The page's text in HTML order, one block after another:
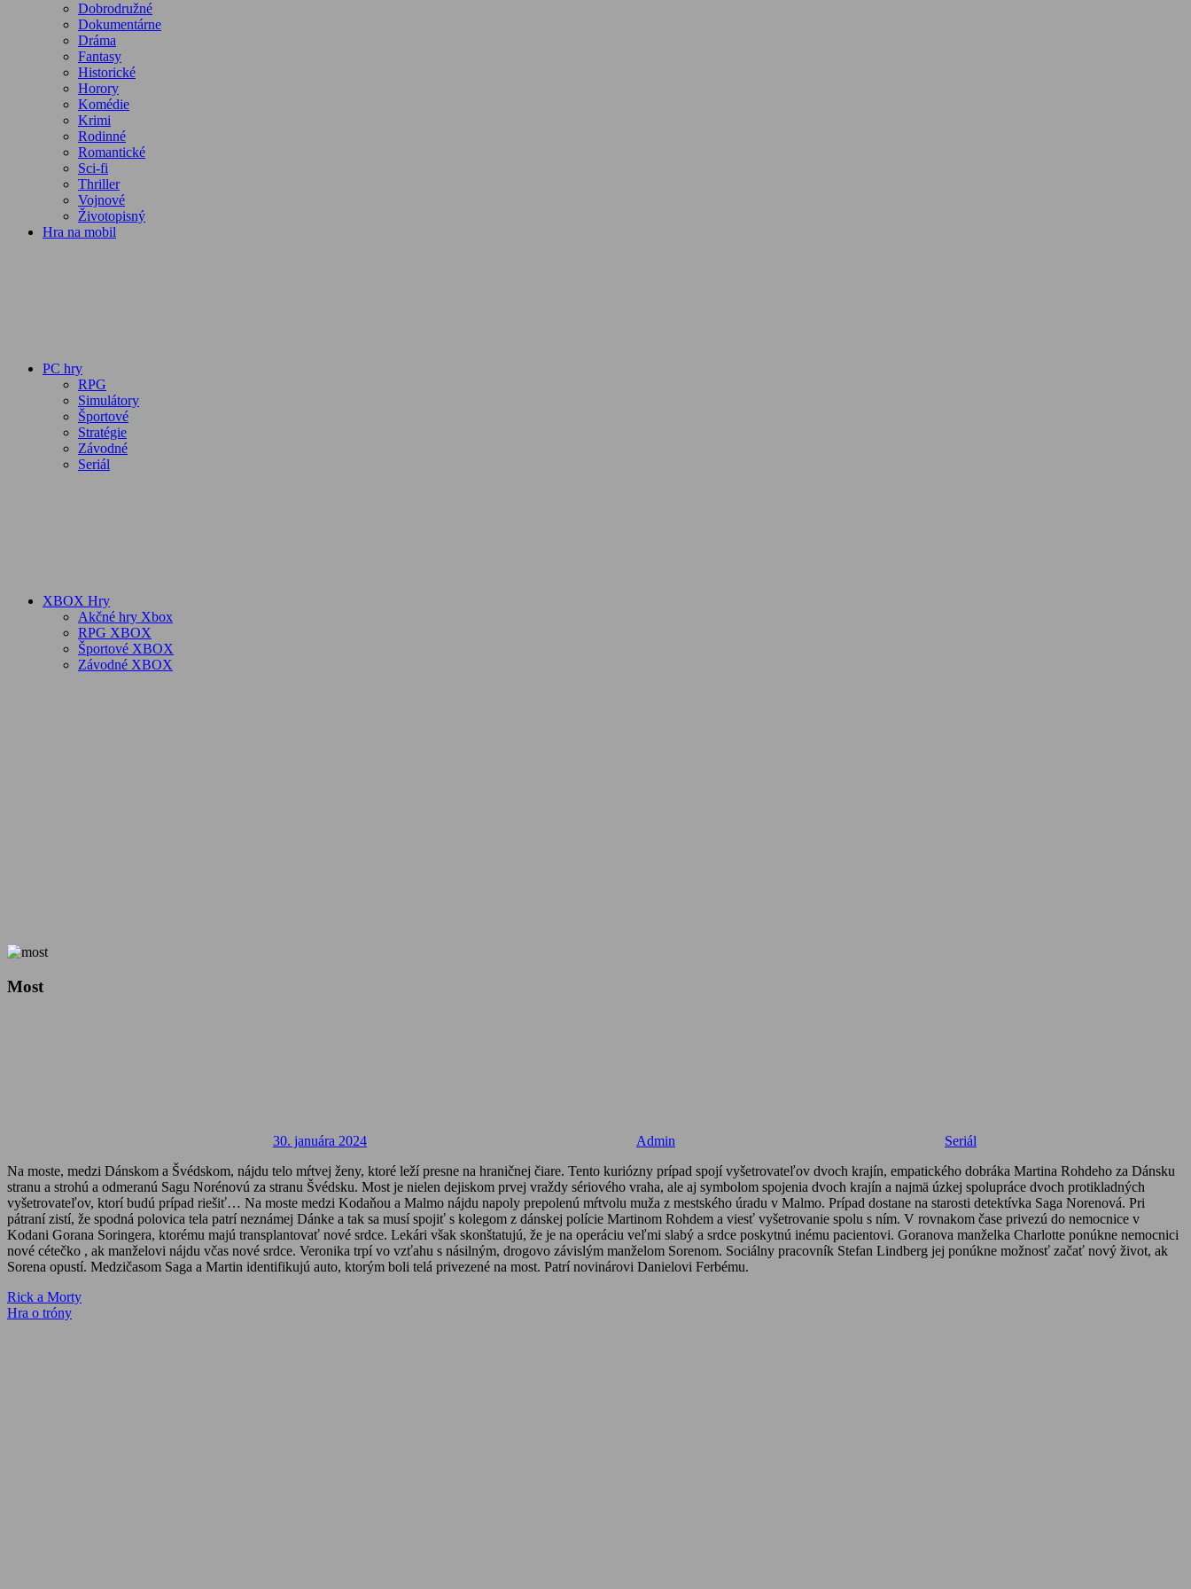
Dobrodružné
Dokumentárne
Dráma
Fantasy
Historické
Horory
Komédie
Krimi
Rodinné
Romantické
Sci-fi
Thriller
Vojnové
Životopisný
Hra na mobil
PC hry
RPG
Simulátory
Športové
Stratégie
Závodné
Seriál
XBOX Hry
Akčné hry Xbox
RPG XBOX
Športové XBOX
Závodné XBOX
Most
30. januára 2024 Admin
Seriál
Na moste, medzi Dánskom a Švédskom, nájdu telo mŕtvej ženy, ktoré leží presne na hraničnej čiare. Tento kuriózny prípad spojí vyšetrovateľov dvoch krajín, empatického dobráka Martina Rohdeho za Dánsku
stranu a strohú a odmeranú Sagu Norénovú za stranu Švédsku. Most je nielen dejiskom prvej vraždy sériového vraha, ale aj symbolom spojenia dvoch krajín a najmä úzkej spolupráce dvoch protikladných
vyšetrovateľov, ktorí budú prípad riešiť… Na moste medzi Kodaňou a Malmo nájdu napoly prepolenú mŕtvolu muža z mestského úradu v Malmo. Prípad dostane na starosti detektívka Saga Norenová. Pri
pátraní zistí, že spodná polovica tela patrí neznámej Dánke a tak sa musí spojiť s kolegom z dánskej polície Martinom Rohdem a viesť vyšetrovanie spolu s ním. V rovnakom čase privezú do nemocnice v
Kodani Gorana Soringera, ktorému majú transplantovať nové srdce. Lekári však skonštatujú, že je na operáciu veľmi slabý a srdce poskytnú inému pacientovi. Goranova manželka Charlotte ponúkne nemocnici
nové cétečko , ak manželovi nájdu včas nové srdce. Veronika trpí vo vzťahu s násilným, drogovo závislým manželom Sorenom. Sociálny pracovník Stefan Lindberg jej ponúkne možnosť začať nový život, ak
Sorena opustí. Medzičasom Saga a Martin identifikujú auto, ktorým boli telá privezené na most. Patrí novinárovi Danielovi Ferbému.
Navigácia
v
Previous
Post:
Rick a Morty
Next
Hra o tróny